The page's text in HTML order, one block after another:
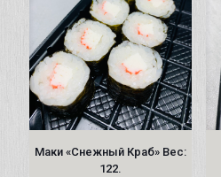
Маки «Снежный Краб» Вес:
122.